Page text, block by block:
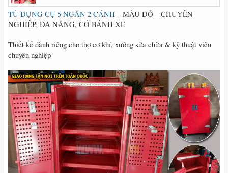
TỦ DỤNG CỤ 5 NGĂN 2 CÁNH – MÀU ĐỎ – CHUYÊN
NGHIỆP, ĐA NĂNG, CÓ BÁNH XE
Thiết kế dành riêng cho thợ cơ khí, xưởng sửa chữa & kỹ thuật viên
chuyên nghiệp